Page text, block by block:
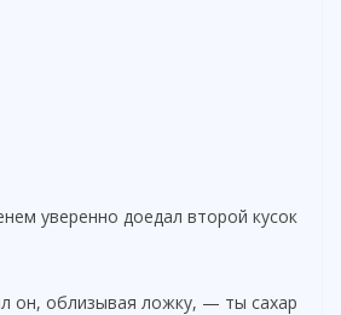
уверенно доедал второй кусок
он, облизывая ложку, — ты сахар